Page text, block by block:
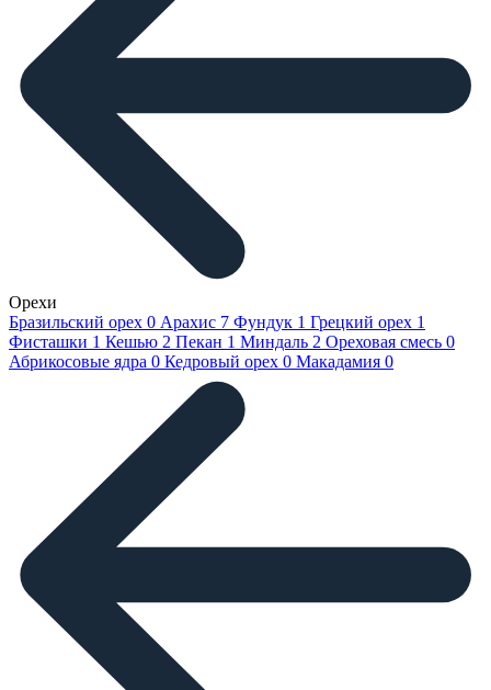
Орехи
Бразильский орех 0 Арахис 7 Фундук 1 Грецкий орех 1
Фисташки 1 Кешью 2 Пекан 1 Миндаль 2 Ореховая смесь 0
Абрикосовые ядра 0 Кедровый орех 0 Макадамия 0